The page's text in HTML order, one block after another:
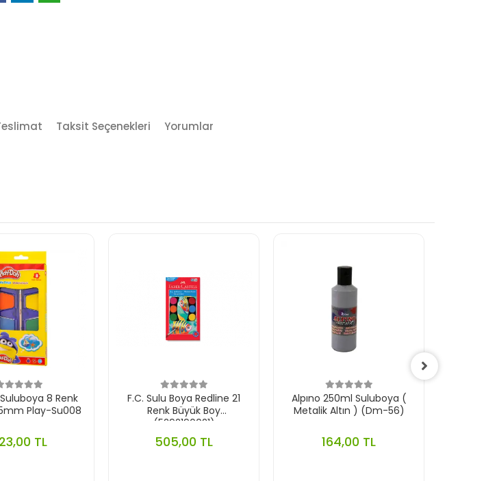
Taksit Seçenekleri Yorumlar
8 Renk
Play-Su008
TL
F.C. Sulu Boya Redline 21
Renk Büyük Boy
(5292190021)
505,00 TL
Alpıno 250ml Suluboya (
Metalik Altın ) (Dm-56)
164,00 TL